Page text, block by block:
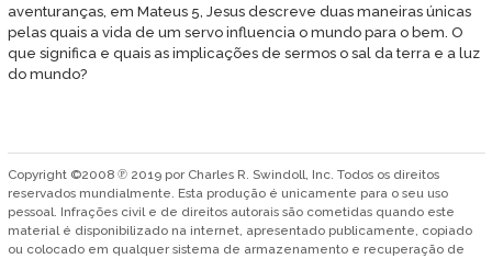
aventuranças, em Mateus 5, Jesus descreve duas maneiras únicas
pelas quais a vida de um servo influencia o mundo para o bem. O
que significa e quais as implicações de sermos o sal da terra e a luz
do mundo?
Copyright ©2008 ℗ 2019 por Charles R. Swindoll, Inc. Todos os direitos
reservados mundialmente. Esta produção é unicamente para o seu uso
pessoal. Infrações civil e de direitos autorais são cometidas quando este
material é disponibilizado na internet, apresentado publicamente, copiado
ou colocado em qualquer sistema de armazenamento e recuperação de